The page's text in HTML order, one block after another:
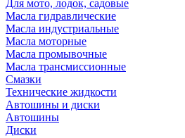
Для мото, лодок, садовые
Масла гидравлические
Масла индустриальные
Масла моторные
Масла промывочные
Масла трансмиссионные
Смазки
Технические жидкости
Автошины и диски
Автошины
Диски